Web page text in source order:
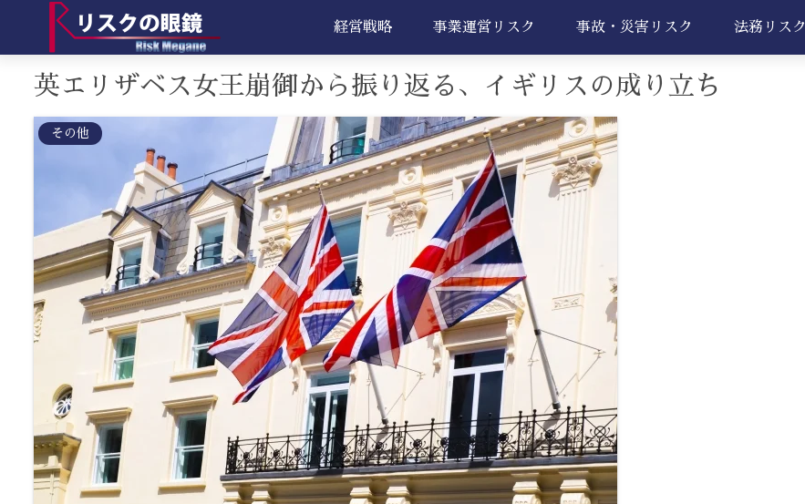
経営戦略 事業運営リスク 事故・災害リスク 法務リスク
英エリザベス女王崩御から振り返る、イギリスの成り立ち
その他